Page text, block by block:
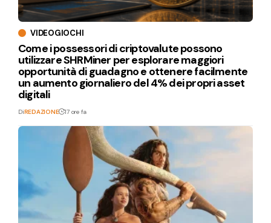
VIDEOGIOCHI
Come i possessori di criptovalute possono
utilizzare SHRMiner per esplorare maggiori
opportunità di guadagno e ottenere facilmente
un aumento giornaliero del 4% dei propri asset
digitali
DiREDAZIONE 17 ore fa